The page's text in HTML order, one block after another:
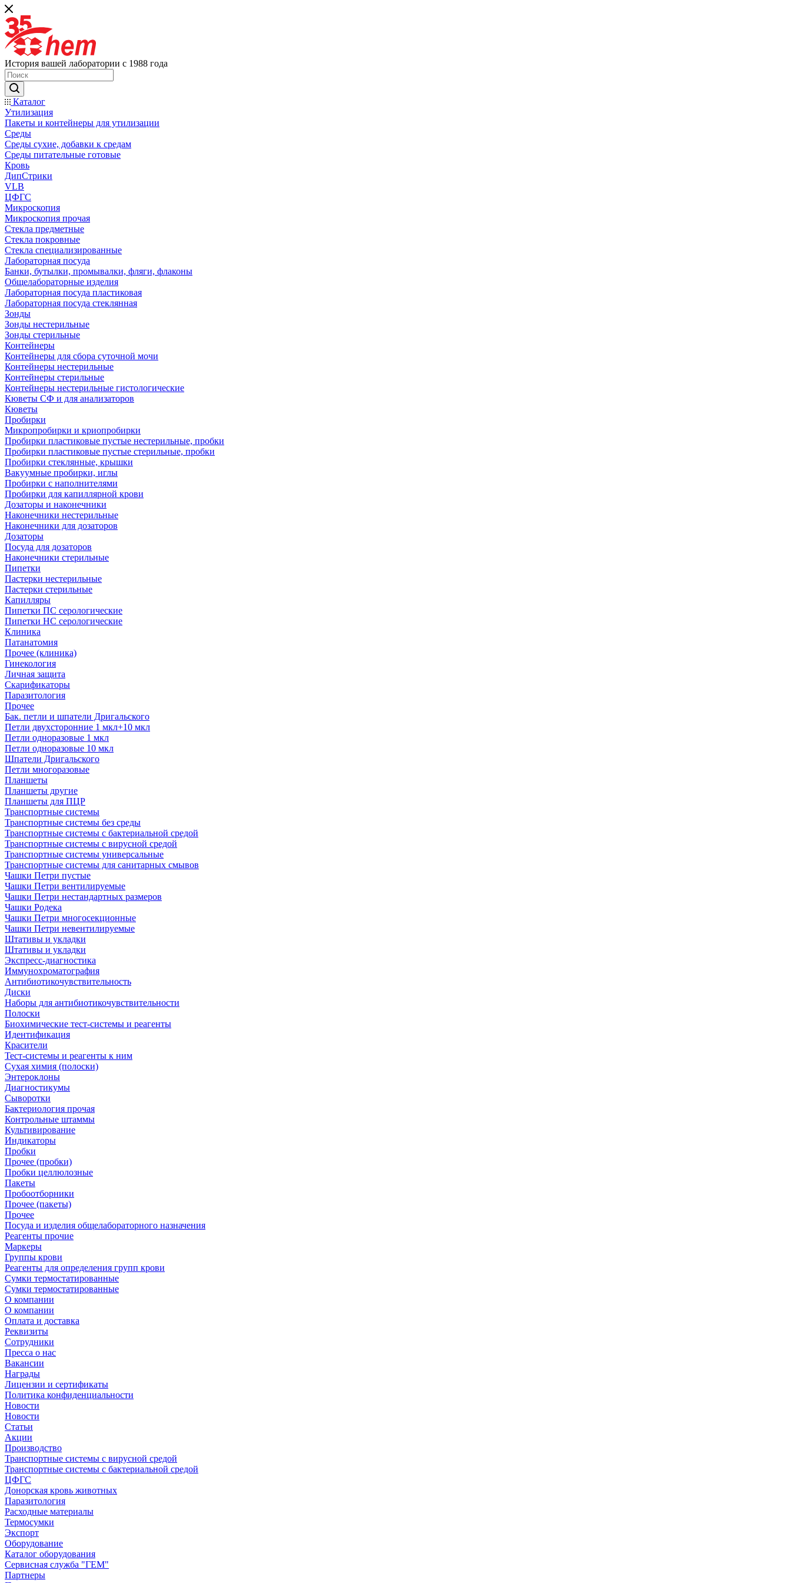
История вашей лаборатории с 1988 года
Каталог
Утилизация
Пакеты и контейнеры для утилизации
Среды
Среды сухие, добавки к средам
Среды питательные готовые
Кровь
ДипСтрики
VLB
ЦФГС
Микроскопия
Микроскопия прочая
Стекла предметные
Стекла покровные
Стекла специализированные
Лабораторная посуда
Банки, бутылки, промывалки, фляги, флаконы
Общелабораторные изделия
Лабораторная посуда пластиковая
Лабораторная посуда стеклянная
Зонды
Зонды нестерильные
Зонды стерильные
Контейнеры
Контейнеры для сбора суточной мочи
Контейнеры нестерильные
Контейнеры стерильные
Контейнеры нестерильные гистологические
Кюветы СФ и для анализаторов
Кюветы
Пробирки
Микропробирки и криопробирки
Пробирки пластиковые пустые нестерильные, пробки
Пробирки пластиковые пустые стерильные, пробки
Пробирки стеклянные, крышки
Вакуумные пробирки, иглы
Пробирки с наполнителями
Пробирки для капиллярной крови
Дозаторы и наконечники
Наконечники нестерильные
Наконечники для дозаторов
Дозаторы
Посуда для дозаторов
Наконечники стерильные
Пипетки
Пастерки нестерильные
Пастерки стерильные
Капилляры
Пипетки ПС серологические
Пипетки НС серологические
Клиника
Патанатомия
Прочее (клиника)
Гинекология
Личная защита
Скарификаторы
Паразитология
Прочее
Бак. петли и шпатели Дригальского
Петли двухсторонние 1 мкл+10 мкл
Петли одноразовые 1 мкл
Петли одноразовые 10 мкл
Шпатели Дригальского
Петли многоразовые
Планшеты
Планшеты другие
Планшеты для ПЦР
Транспортные системы
Транспортные системы без среды
Транспортные системы с бактериальной средой
Транспортные системы с вирусной средой
Транспортные системы универсальные
Транспортные системы для санитарных смывов
Чашки Петри пустые
Чашки Петри вентилируемые
Чашки Петри нестандартных размеров
Чашки Родека
Чашки Петри многосекционные
Чашки Петри невентилируемые
Штативы и укладки
Штативы и укладки
Экспресс-диагностика
Иммунохроматография
Антибиотикочувствительность
Диски
Наборы для антибиотикочувствительности
Полоски
Биохимические тест-системы и реагенты
Идентификация
Красители
Тест-системы и реагенты к ним
Сухая химия (полоски)
Энтероклоны
Диагностикумы
Сыворотки
Бактериология прочая
Контрольные штаммы
Культивирование
Индикаторы
Пробки
Прочее (пробки)
Пробки целлюлозные
Пакеты
Пробоотборники
Прочее (пакеты)
Прочее
Посуда и изделия общелабораторного назначения
Реагенты прочие
Маркеры
Группы крови
Реагенты для определения групп крови
Сумки термостатированные
Сумки термостатированные
О компании
О компании
Оплата и доставка
Реквизиты
Сотрудники
Пресса о нас
Вакансии
Награды
Лицензии и сертификаты
Политика конфиденциальности
Новости
Новости
Статьи
Акции
Производство
Транспортные системы с вирусной средой
Транспортные системы с бактериальной средой
ЦФГС
Донорская кровь животных
Паразитология
Расходные материалы
Термосумки
Экспорт
Оборудование
Каталог оборудования
Сервисная служба "ГЕМ"
Партнеры